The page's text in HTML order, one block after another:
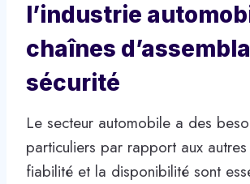
l’industrie
chaînes
sécurité
Le secteur automobile a des
particuliers par rapport aux
fiabilité et la disponibilité sont